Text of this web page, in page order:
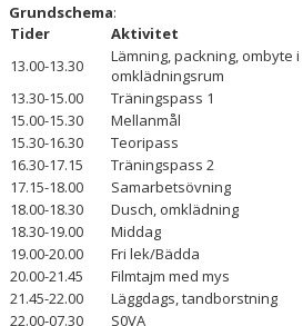
Grundschema:
Tider
Aktivitet
13.00-13.30
Lämning, packning, ombyte i
omklädningsrum
13.30-15.00
Träningspass 1
15.00-15.30
Mellanmål
15.30-16.30
Teoripass
16.30-17.15
Träningspass 2
17.15-18.00
Samarbetsövning
18.00-18.30
Dusch, omklädning
18.30-19.00
Middag
19.00-20.00
Fri lek/Bädda
20.00-21.45
Filmtajm med mys
21.45-22.00
Läggdags, tandborstning
22.00-07.30
S0VA